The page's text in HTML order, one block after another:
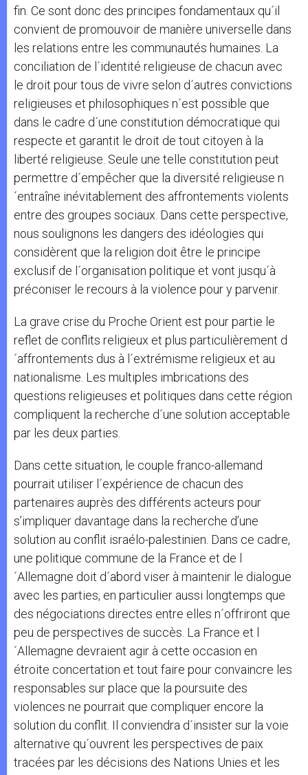
fin. Ce sont donc des principes fondamentaux qu´il
convient de promouvoir de manière universelle dans
les relations entre les communautés humaines. La
conciliation de l´identité religieuse de chacun avec
le droit pour tous de vivre selon d´autres convictions
religieuses et philosophiques n´est possible que
dans le cadre d´une constitution démocratique qui
respecte et garantit le droit de tout citoyen à la
liberté religieuse. Seule une telle constitution peut
permettre d´empêcher que la diversité religieuse n
´entraîne inévitablement des affrontements violents
entre des groupes sociaux. Dans cette perspective,
nous soulignons les dangers des idéologies qui
considèrent que la religion doit être le principe
exclusif de l´organisation politique et vont jusqu´à
préconiser le recours à la violence pour y parvenir.
La grave crise du Proche Orient est pour partie le
reflet de conflits religieux et plus particulièrement d
´affrontements dus à l´extrémisme religieux et au
nationalisme. Les multiples imbrications des
questions religieuses et politiques dans cette région
compliquent la recherche d´une solution acceptable
par les deux parties.
Dans cette situation, le couple franco-allemand
pourrait utiliser l´expérience de chacun des
partenaires auprès des différents acteurs pour
s’impliquer davantage dans la recherche d’une
solution au conflit israélo-palestinien. Dans ce cadre,
une politique commune de la France et de l
´Allemagne doit d´abord viser à maintenir le dialogue
avec les parties, en particulier aussi longtemps que
des négociations directes entre elles n´offriront que
peu de perspectives de succès. La France et l
´Allemagne devraient agir à cette occasion en
étroite concertation et tout faire pour convaincre les
responsables sur place que la poursuite des
violences ne pourrait que compliquer encore la
solution du conflit. Il conviendra d´insister sur la voie
alternative qu´ouvrent les perspectives de paix
tracées par les décisions des Nations Unies et les